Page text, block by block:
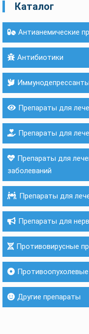
Каталог
Антианемические
Антибиотики
Иммунодепрессанты
Препараты для
Препараты для
Препараты для
заболеваний
Препараты для
Препараты для
Противовирусные
Другие препараты